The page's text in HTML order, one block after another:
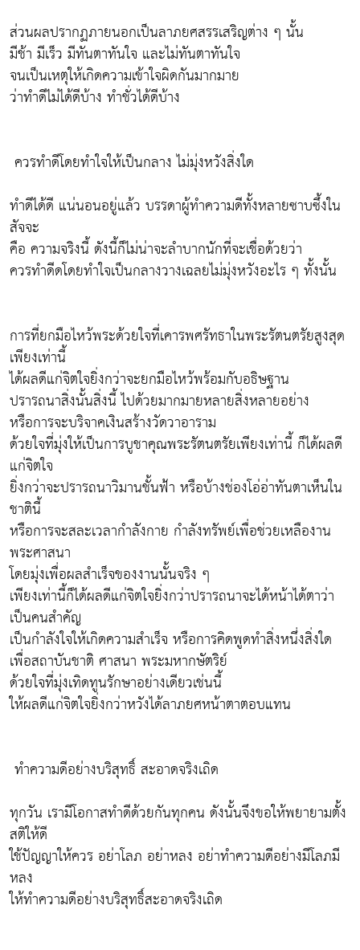
ส่วนผลปรากฏภายนอกเป็นลาภยศสรรเสริญต่าง ๆ นั้น
มีช้า มีเร็ว มีทันตาทันใจ และไม่ทันตาทันใจ
จนเป็นเหตุให้เกิดความเข้าใจผิดกันมากมาย
ว่าทำดีไม่ได้ดีบ้าง ทำชั่วได้ดีบ้าง
ควรทำดีโดยทำใจให้เป็นกลาง ไม่มุ่งหวังสิ่งใด
ทำดีได้ดี แน่นอนอยู่แล้ว บรรดาผู้ทำความดีทั้งหลายซาบซึ้งใน
สัจจะ
คือ ความจริงนี้ ดังนี้ก็ไม่น่าจะลำบากนักที่จะเชื่อด้วยว่า
ควรทำดีดโดยทำใจเป็นกลางวางเฉลยไม่มุ่งหวังอะไร ๆ ทั้งนั้น
การที่ยกมือไหว้พระด้วยใจที่เคารพศรัทธาในพระรัตนตรัยสูงสุด
เพียงเท่านี้
ได้ผลดีแก่จิตใจยิ่งกว่าจะยกมือไหว้พร้อมกับอธิษฐาน
ปรารถนาสิ่งนั้นสิ่งนี้ ไปด้วยมากมายหลายสิ่งหลายอย่าง
หรือการจะบริจาคเงินสร้างวัดวาอาราม
ด้วยใจที่มุ่งให้เป็นการบูชาคุณพระรัตนตรัยเพียงเท่านี้ ก็ได้ผลดี
แก่จิตใจ
ยิ่งกว่าจะปรารถนาวิมานชั้นฟ้า หรือบ้างช่องโอ่อ่าทันตาเห็นใน
ชาตินี้
หรือการจะสละเวลากำลังกาย กำลังทรัพย์เพื่อช่วยเหลืองาน
พระศาสนา
โดยมุ่งเพื่อผลสำเร็จของงานนั้นจริง ๆ
เพียงเท่านี้ก็ได้ผลดีแก่จิตใจยิ่งกว่าปรารถนาจะได้หน้าได้ตาว่า
เป็นคนสำคัญ
เป็นกำลังใจให้เกิดความสำเร็จ หรือการคิดพูดทำสิ่งหนึ่งสิ่งใด
เพื่อสถาบันชาติ ศาสนา พระมหากษัตริย์
ด้วยใจที่มุ่งเทิดทูนรักษาอย่างเดียวเช่นนี้
ให้ผลดีแก่จิตใจยิ่งกว่าหวังได้ลาภยศหน้าตาตอบแทน
ทำความดีอย่างบริสุทธิ์ สะอาดจริงเถิด
ทุกวัน เรามีโอกาสทำดีด้วยกันทุกคน ดังนั้นจึงขอให้พยายามตั้ง
สติให้ดี
ใช้ปัญญาให้ควร อย่าโลภ อย่าหลง อย่าทำความดีอย่างมีโลภมี
หลง
ให้ทำความดีอย่างบริสุทธิ์สะอาดจริงเถิด